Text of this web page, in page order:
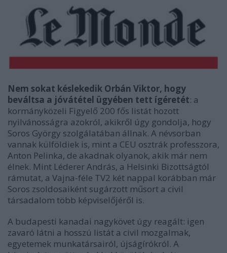
Nem sokat késlekedik Orbán Viktor, hogy
beváltsa a jóvátétel ügyében tett ígéretét: a
kormányközeli Figyelő 200 fős listát hozott
nyilvánosságra azokról, akikről úgy gondolja, hogy
Soros György szolgálatában állnak. A névsorban
vannak külföldiek is, mint a CEU osztrák professzora,
Anton Pelinka, de akadnak olyanok, akik már nem
élnek. Mint Léderer András, a Helsinki Bizottságtól
rámutat, a Vajna-féle TV2 két nappal korábban már
Soros zsoldosaiként sugárzott műsort a civil
társadalom több képviselőjéről is.
A budapesti kanadai nagykövet úgy reagált: igen
zavaró látni a hosszú listát a civil mozgalmak,
egyetemek munkatársairól, újságírókról. A